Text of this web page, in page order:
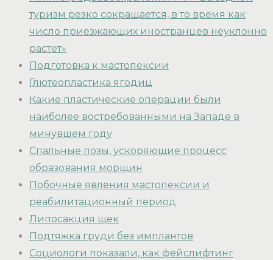
туризм резко сокращается, в то время как
число приезжающих иностранцев неуклонно
растет»
Подготовка к мастопексии
Глютеопластика ягодиц
Какие пластические операции были
наиболее востребованными на Западе в
минувшем году
Спальные позы, ускоряющие процесс
образования морщин
Побочные явления мастопексии и
реабилитационный период
Липосакция щек
Подтяжка груди без имплантов
Социологи показали, как фейслифтинг